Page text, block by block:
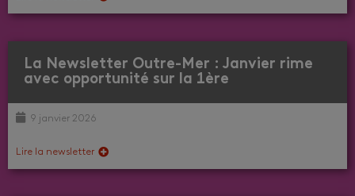
La Newsletter Outre-Mer : Janvier rime
avec opportunité sur la 1ère
9 janvier 2026
Lire la newsletter